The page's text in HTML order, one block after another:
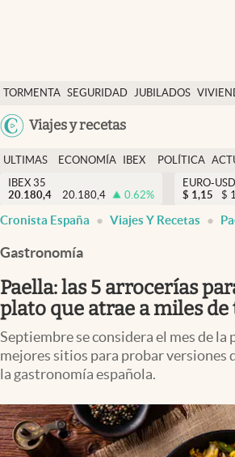
TORMENTA SEGURIDAD JUBILADOS
Viajes y recetas
Economía y finanzas
Política
Actualidad
Criptomonedas
España
ULTIMAS
NOTICIAS
ECONOMÍA
FINANZAS
IBEX
EURO
POLÍTICA
IBEX 35
20.180,4
20.180,4 0.62%
EURO-USD
$ 1,15 $
Cronista España Viajes Y Recetas
Gastronomía
Paella: las 5 arrocerías
plato que atrae a miles
Septiembre se considera el mes de la
mejores sitios para probar versiones
la gastronomía española.